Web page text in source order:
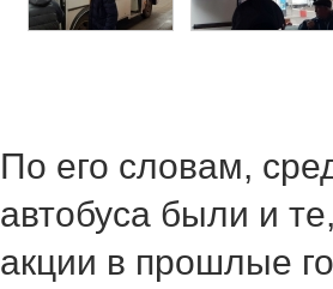
По его словам,
автобуса были и
акции в прошлые